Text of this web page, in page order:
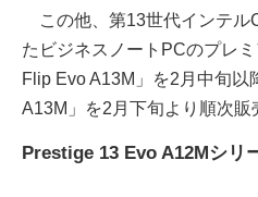
この他、第13世代インテル
たビジネスノートPCのプレ
Flip Evo A13M」を2月中旬
A13M」を2月下旬より順次販
Prestige 13 Evo A12Mシリ